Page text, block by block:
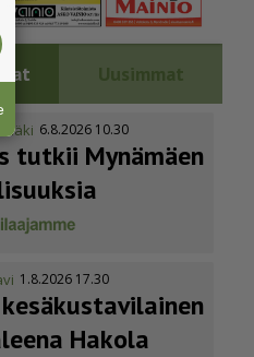
Uusimmat
6.8.2026 10.30
tutkii Mynämäen
1.8.2026 17.30
Hakola